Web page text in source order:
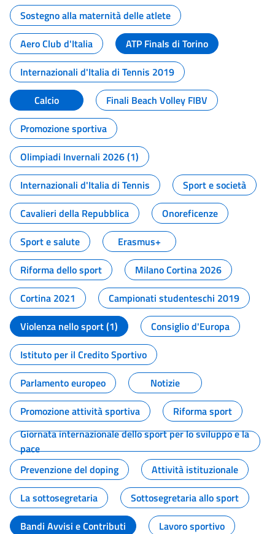
Sostegno alla maternità delle atlete
Aero Club d'Italia
ATP Finals di Torino
Internazionali d'Italia di Tennis 2019
Calcio
Finali Beach Volley FIBV
Promozione sportiva
Olimpiadi Invernali 2026 (1)
Internazionali d'Italia di Tennis
Sport e società
Cavalieri della Repubblica
Onoreficenze
Sport e salute
Erasmus+
Riforma dello sport
Milano Cortina 2026
Cortina 2021
Campionati studenteschi 2019
Violenza nello sport (1)
Consiglio d'Europa
Istituto per il Credito Sportivo
Parlamento europeo
Notizie
Promozione attività sportiva
Riforma sport
Giornata internazionale dello sport per lo sviluppo e la
pace
Prevenzione del doping
Attività istituzionale
La sottosegretaria
Sottosegretaria allo sport
Bandi Avvisi e Contributi
Lavoro sportivo